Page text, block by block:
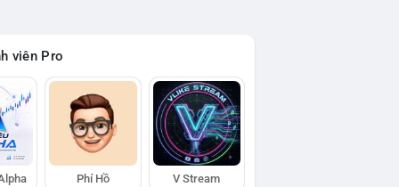
viên Pro
Phí Hồ V Stream